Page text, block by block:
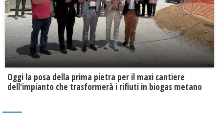
Oggi la posa della prima pietra per il maxi cantiere
dell'impianto che trasformerà i rifiuti in biogas metano